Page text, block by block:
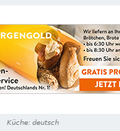
Küche: deutsch